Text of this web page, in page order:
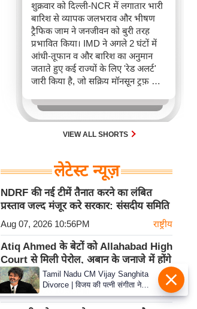
शुक्रवार को दिल्ली-NCR में लगातार भारी
बारिश से व्यापक जलभराव और भीषण
ट्रैफिक जाम ने जनजीवन को बुरी तरह
प्रभावित किया। IMD ने अगले 2 घंटों में
आंधी-तूफान व और बारिश का अनुमान
जताते हुए कई राज्यों के लिए 'रेड अलर्ट'
जारी किया है, जो सक्रिय मॉनसून ट्रफ़ और
जिससे यातायात बाधित होने के साथ-साथ
सफदरजंग अस्पताल में भी जलभराव की
स्थिति बनी।VIEW ALL SHORTS
लेटेस्ट न्यूज़
NDRF की नई टीमें तैनात करने का लंबित
प्रस्ताव जल्द मंजूर करे सरकार: संसदीय समिति
Aug 07, 2026 10:56PM राष्ट्रीय
Atiq Ahmed के बेटों को Allahabad High
Court से मिली पेरोल, अबान के जनाजे में होंगे
शामिल
Aug 07, 2026 10:56PM राष्ट्रीय
Tamil Nadu CM Vijay Sanghita
Divorce | विजय की पत्नी संगीता ने
वापस ली तलाक की अर्जी, कोर्ट ने मामले
को किया निपटाया